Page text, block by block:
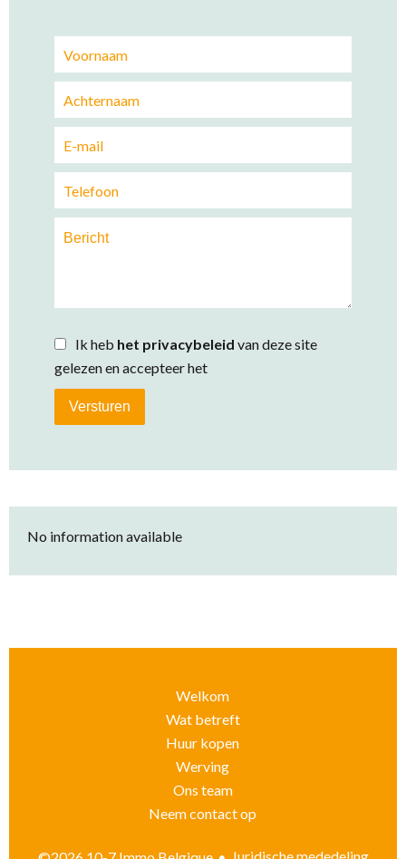
Ik heb het privacybeleid van deze site
gelezen en accepteer het
Versturen
No information available
Welkom
Wat betreft
Huur kopen
Werving
Ons team
Neem contact op